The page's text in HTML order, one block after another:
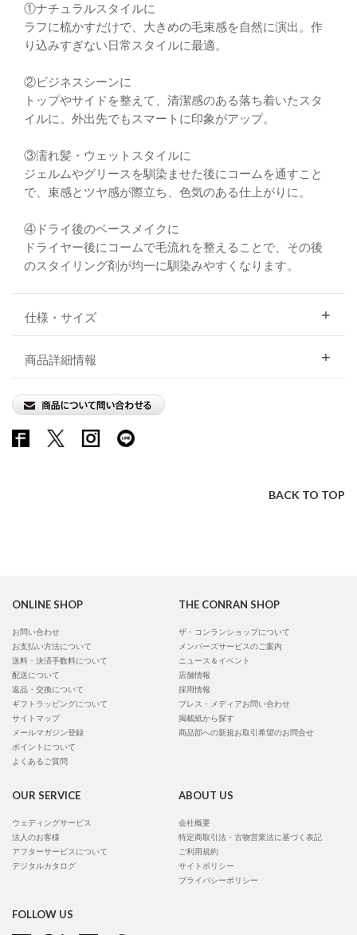
①ナチュラルスタイルに
ラフに梳かすだけで、大きめの毛束感を自然に演出。作
り込みすぎない日常スタイルに最適。
②ビジネスシーンに
トップやサイドを整えて、清潔感のある落ち着いたスタ
イルに。外出先でもスマートに印象がアップ。
③濡れ髪・ウェットスタイルに
ジェルムやグリースを馴染ませた後にコームを通すこと
で、束感とツヤ感が際立ち、色気のある仕上がりに。
④ドライ後のベースメイクに
ドライヤー後にコームで毛流れを整えることで、その後
のスタイリング剤が均一に馴染みやすくなります。
仕様・サイズ
商品詳細情報
BACK TO TOP
ONLINE SHOP
お問い合わせ
お支払い方法について
送料・決済手数料について
配送について
返品・交換について
ギフトラッピングについて
サイトマップ
メールマガジン登録
ポイントについて
よくあるご質問
THE CONRAN SHOP
ザ・コンランショップについて
メンバーズサービスのご案内
ニュース＆イベント
店舗情報
採用情報
プレス・メディアお問い合わせ
掲載紙から探す
商品部への新規お取引希望のお問合せ
OUR SERVICE
ウェディングサービス
法人のお客様
アフターサービスについて
デジタルカタログ
ABOUT US
会社概要
特定商取引法・古物営業法に基づく表記
ご利用規約
サイトポリシー
プライバシーポリシー
FOLLOW US